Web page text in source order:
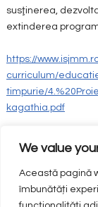
We value
Această pagină
îmbunătăți
susţinerea,
extinderea
https://
curriculum/
timpurie/
kagathia.pdf